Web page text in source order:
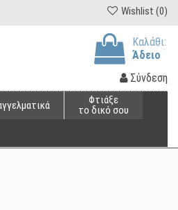
Wishlist (0)
Καλάθι:
Άδειο
Σύνδεση
Φτιάξε
το δικό σου